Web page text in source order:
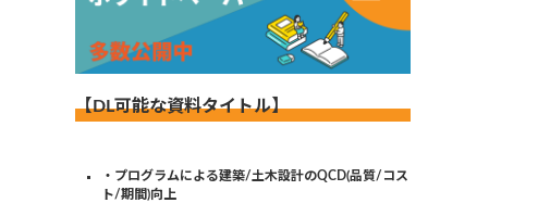
【DL可能な資料タイトル】
・プログラムによる建築/土木設計のQCD(品質/コス
ト/期間)向上